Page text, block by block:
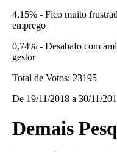
4,15% - Fico muito
emprego
0,74% - Desabafo com
gestor
Total de Votos: 23195
De 19/11/2018 a 30/11/
Demais